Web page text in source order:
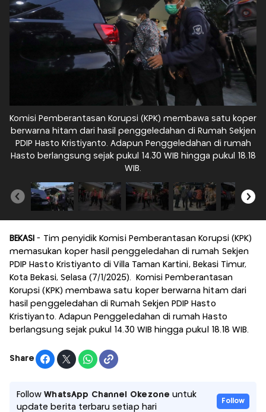
Komisi Pemberantasan Korupsi (KPK) membawa satu koper
berwarna hitam dari hasil penggeledahan di Rumah Sekjen
PDIP Hasto Kristiyanto. Adapun Penggeledahan di rumah
Hasto berlangsung sejak pukul 14.30 WIB hingga pukul 18.18
WIB.
BEKASI - Tim penyidik Komisi Pemberantasan Korupsi (KPK)
memasukan koper hasil penggeledahan di rumah Sekjen
PDIP Hasto Kristiyanto di Villa Taman Kartini, Bekasi Timur,
Kota Bekasi, Selasa (7/1/2025). Komisi Pemberantasan
Korupsi (KPK) membawa satu koper berwarna hitam dari
hasil penggeledahan di Rumah Sekjen PDIP Hasto
Kristiyanto. Adapun Penggeledahan di rumah Hasto
berlangsung sejak pukul 14.30 WIB hingga pukul 18.18 WIB.
Share
FollowWhatsApp Channel Okezone untuk
update berita terbaru setiap hari
Follow